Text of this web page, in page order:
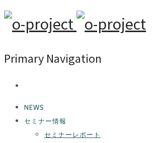
Primary Navigation
NEWS
セミナー情報
セミナーレポート